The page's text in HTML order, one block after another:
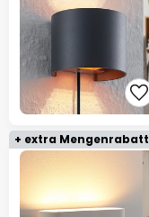
+ extra Mengenrabatt